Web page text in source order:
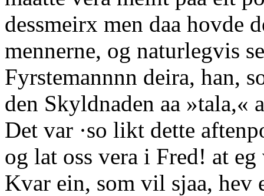
dessmeirx men daa hovde
mennerne, og naturlegvis
Fyrstemannnn deira, han,
den Skyldnaden aa »tala,«
Det var ·so likt dette
og lat oss vera i Fred! at
Kvar ein, som vil sjaa, hev